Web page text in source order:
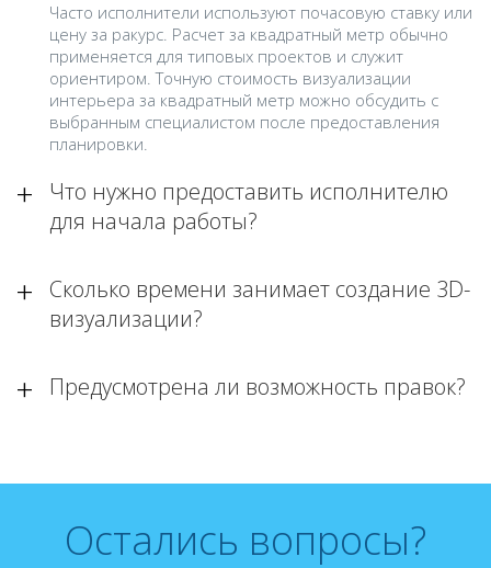
Часто исполнители используют почасовую ставку или
цену за ракурс. Расчет за квадратный метр обычно
применяется для типовых проектов и служит
ориентиром. Точную стоимость визуализации
интерьера за квадратный метр можно обсудить с
выбранным специалистом после предоставления
планировки.
Что нужно предоставить исполнителю
для начала работы?
Сколько времени занимает создание 3D-
визуализации?
Предусмотрена ли возможность правок?
Остались вопросы?